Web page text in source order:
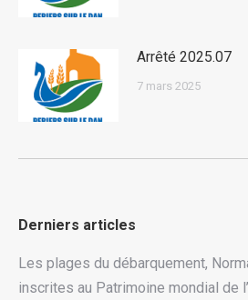
Arrêté 2025.07
7 mars 2025
Derniers articles
Les plages du débarquement,
inscrites au Patrimoine mondial de